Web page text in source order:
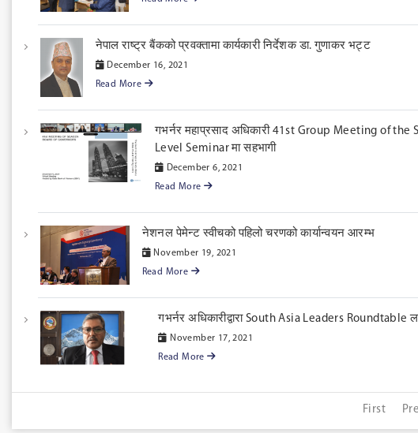
नेपाल राष्ट्र बैंकको प्रवक्तामा कार्यकारी निर्देशक डा. गुणाकर भट्ट
December 16, 2021
Read More
गभर्नर महाप्रसाद अधिकारी 41st Group Meeting of
Level Seminar मा सहभागी
December 6, 2021
Read More
नेशनल पेमेन्ट स्वीचको पहिलो चरणको कार्यान्वयन आरम्भ
November 19, 2021
Read More
गभर्नर अधिकारीद्वारा South Asia Leaders Roundtable
November 17, 2021
Read More
First